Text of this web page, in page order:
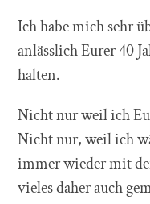
Ich habe mich sehr
anlässlich Eurer 40
halten.
Nicht nur weil ich
Nicht nur, weil ich
immer wieder mit
vieles daher auch